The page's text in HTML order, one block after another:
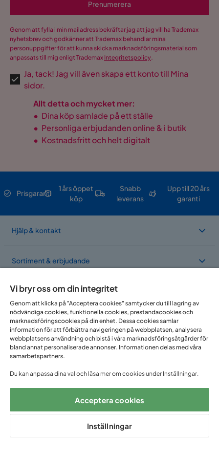
Prenumerera
Genom att fylla i min mailadress bekräftar jag att jag vill ha Trademax
nyhetsbrev och godkänner att Trademax behandlar mina
personuppgifter för att kunna skicka marknadsföringsmaterial som
anpassats till mig enligt Trademax Integritetspolicy.
Ja, tack! Jag vill även skapa ett konto till Mina
sidor.
Allt detta och mycket mer:
• Dina köp samlade på ett ställe
• Personliga erbjudanden online & i butik
• Kostnadsfritt och helt digitalt
Prisgaranti
1 års öppet
köp
Snabb
leverans
Upp till 20 års
garanti
Hjälp & kontakt
Sortiment & erbjudande
Om Trademax
Vi finns i flera länder
Vi bryr oss om din integritet
Genom att klicka på "Acceptera cookies" samtycker du till lagring av
nödvändiga cookies, funktionella cookies, prestandacookies och
marknadsföringscookies på din enhet. Dessa cookies samlar
information för att förbättra navigeringen på webbplatsen, analysera
webbplatsens användning och bistå i våra marknadsföringsåtgärder för
bland annat personaliserade annonser. Informationen delas med våra
samarbetspartners.
Du kan anpassa dina val och läsa mer om cookies under Inställningar.
Acceptera cookies
Inställningar